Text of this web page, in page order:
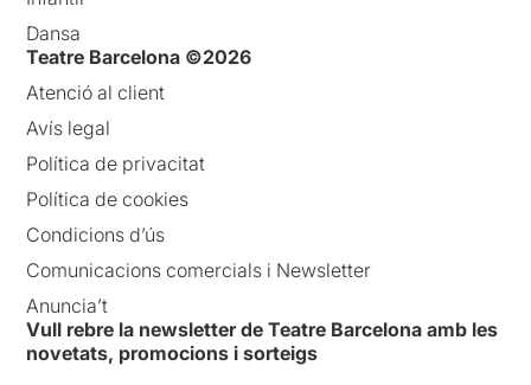
Dansa
Teatre Barcelona ©2026
Atenció al client
Avís legal
Política de privacitat
Política de cookies
Condicions d’ús
Comunicacions comercials i Newsletter
Anuncia’t
Vull rebre la newsletter de Teatre Barcelona amb les
novetats, promocions i sorteigs